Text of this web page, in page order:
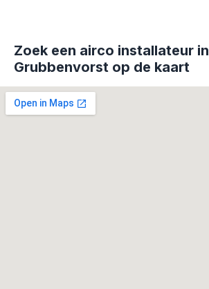
Zoek een airco installateur in
Grubbenvorst op de kaart